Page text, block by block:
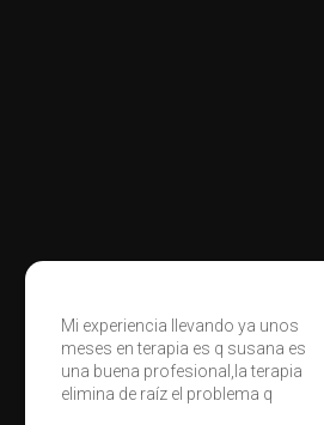
He descubierto a Susana ya hace al
menos cuatro años y desde
entonces no paro de
biodescodificar cosas. Cada vez